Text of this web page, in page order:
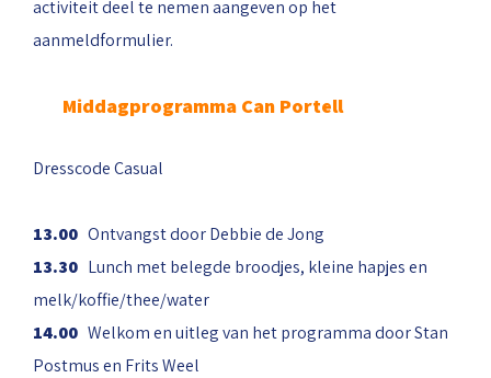
activiteit deel te nemen aangeven op het
aanmeldformulier.
Middagprogramma Can Portell
Dresscode Casual
13.00 Ontvangst door Debbie de Jong
13.30 Lunch met belegde broodjes, kleine hapjes en
melk/koffie/thee/water
14.00 Welkom en uitleg van het programma door Stan
Postmus en Frits Weel